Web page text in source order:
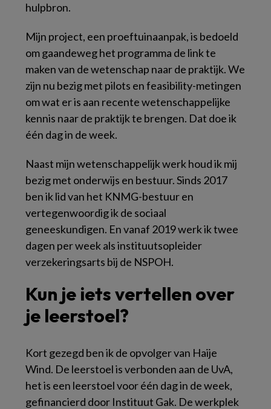
hulpbron.
Mijn project, een proeftuinaanpak, is bedoeld
om gaandeweg het programma de link te
maken van de wetenschap naar de praktijk. We
zijn nu bezig met pilots enfeasibility-metingen
om wat er is aan recente wetenschappelijke
kennis naar de praktijk te brengen. Dat doe ik
één dag in de week.
Naast mijn wetenschappelijk werk houd ik mij
bezig met onderwijs en bestuur. Sinds 2017
ben ik lid van het KNMG-bestuur en
vertegenwoordig ik de sociaal
geneeskundigen. En vanaf 2019 werk ik twee
dagen per week als instituutsopleider
verzekeringsarts bij de NSPOH.
Kun je iets vertellen over
je leerstoel?
Kort gezegd ben ik de opvolger van Haije
Wind. De leerstoel is verbonden aan de UvA,
het is een leerstoel voor één dag in de week,
gefinancierd door Instituut Gak. De werkplek